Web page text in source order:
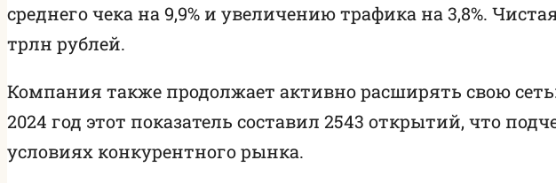
среднего чека на 9,9% и увеличению трафика на 3,8%.
трлн рублей.
Компания также продолжает активно расширять свою
2024 год этот показатель составил 2543 открытий, что
условиях конкурентного рынка.